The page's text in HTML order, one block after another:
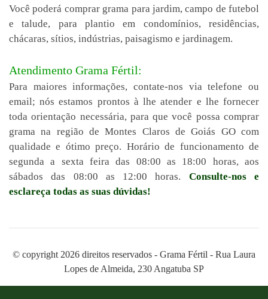
Você poderá comprar grama para jardim, campo de futebol
e talude, para plantio em condomínios, residências,
chácaras, sítios, indústrias, paisagismo e jardinagem.
Atendimento Grama Fértil:
Para maiores informações, contate-nos via telefone ou
email; nós estamos prontos à lhe atender e lhe fornecer
toda orientação necessária, para que você possa comprar
grama na região de Montes Claros de Goiás GO com
qualidade e ótimo preço. Horário de funcionamento de
segunda a sexta feira das 08:00 as 18:00 horas, aos
sábados das 08:00 as 12:00 horas. Consulte-nos e
esclareça todas as suas dúvidas!
© copyright 2026 direitos reservados - Grama Fértil - Rua Laura
Lopes de Almeida, 230 Angatuba SP